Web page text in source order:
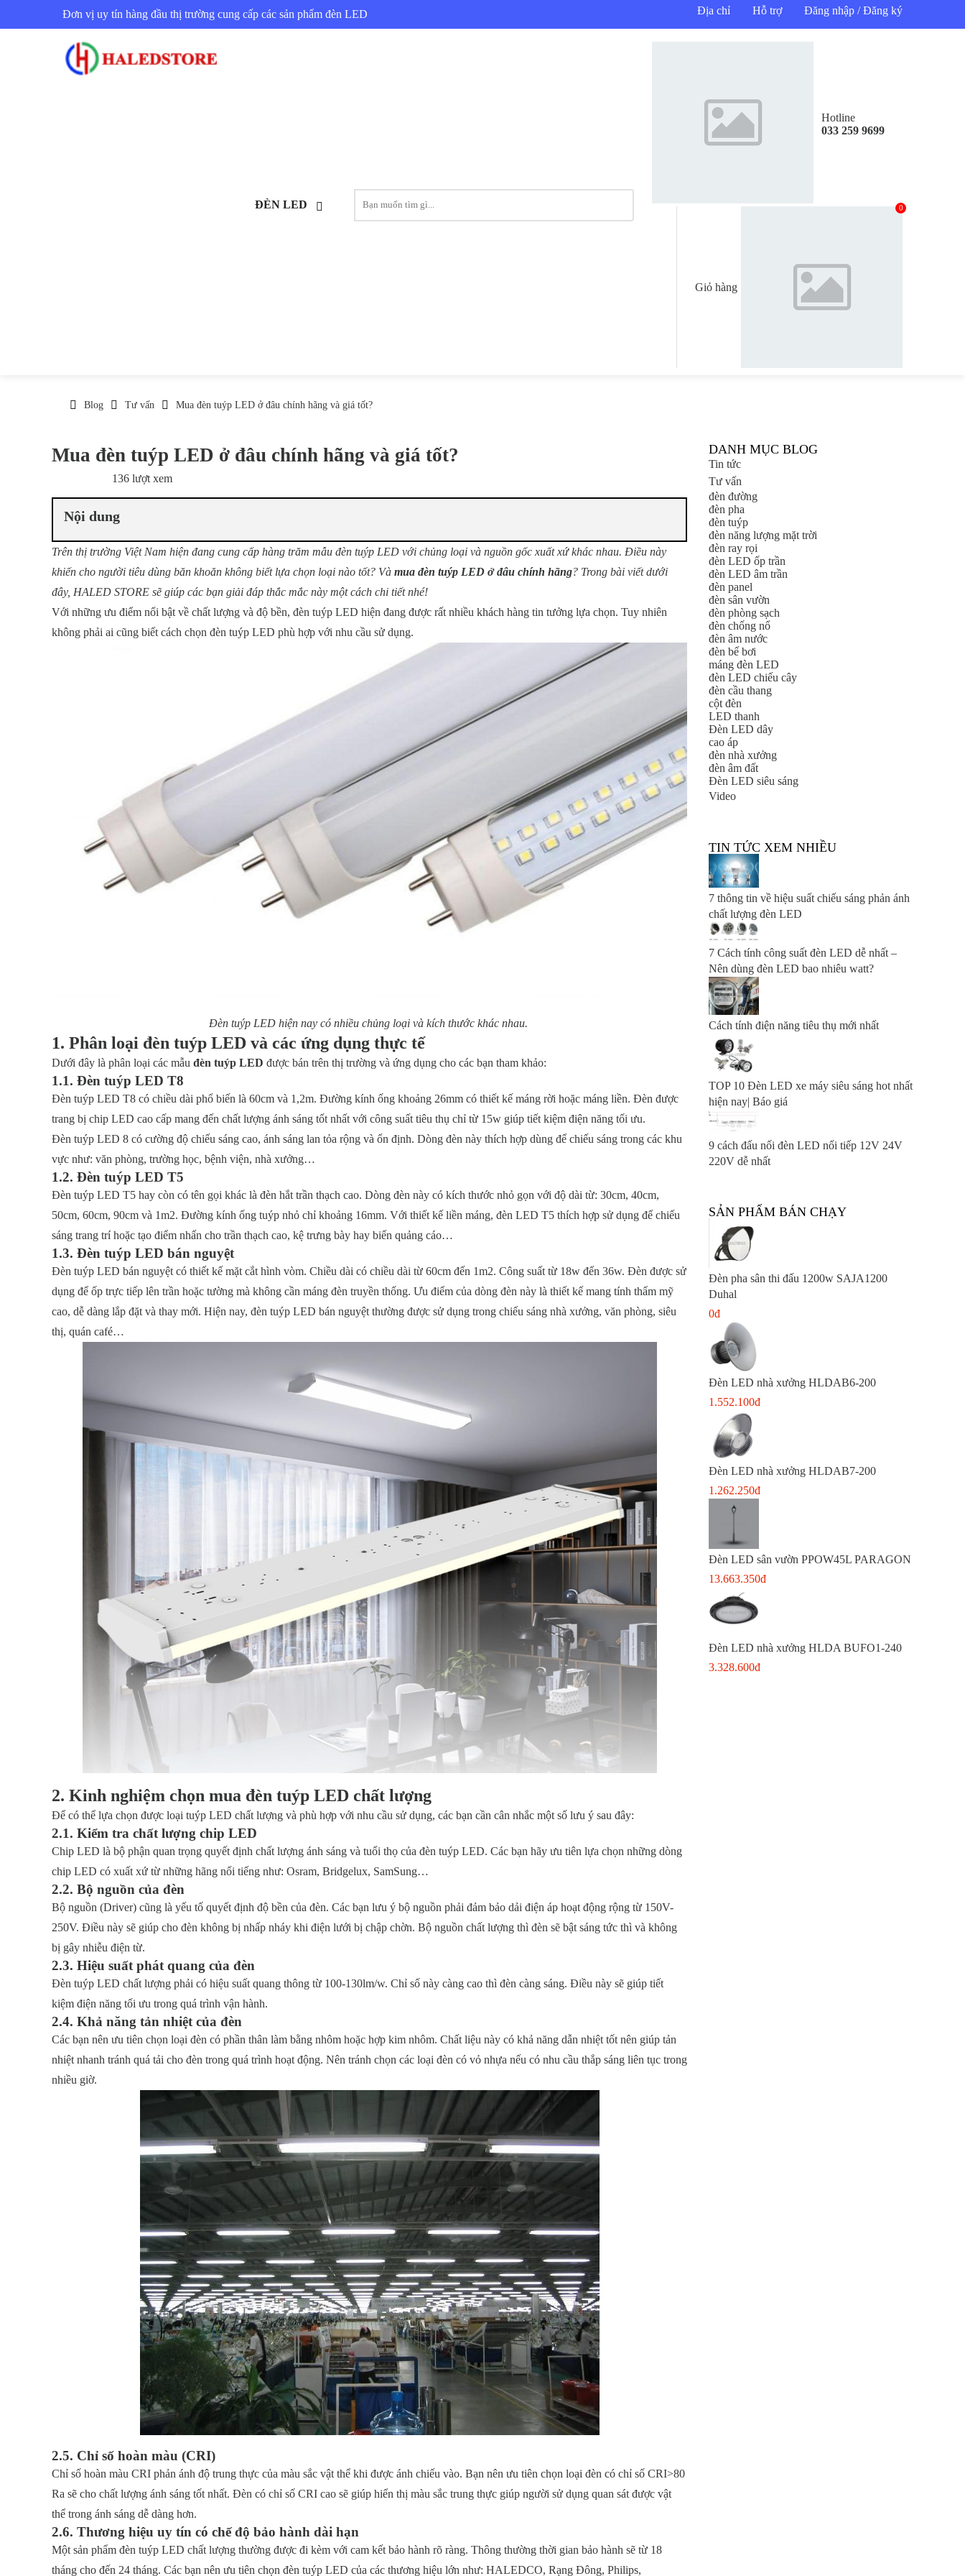
Đơn vị uy tín hàng đầu thị trường cung cấp các sản phẩm đèn LED Địa chỉ Hỗ trợ Đăng nhập / Đăng ký
ĐÈN LED
Hotline
033 259 9699
Giỏ hàng
0
Blog Tư vấn Mua đèn tuýp LED ở đâu chính hãng và giá tốt?
Mua đèn tuýp LED ở đâu chính hãng và giá tốt?
136 lượt xem
Nội dung
Trên thị trường Việt Nam hiện đang cung cấp hàng trăm mẫu đèn tuýp LED với chủng loại và nguồn gốc xuất xứ khác nhau. Điều này
khiến cho người tiêu dùng băn khoăn không biết lựa chọn loại nào tốt? Và mua đèn tuýp LED ở đâu chính hãng? Trong bài viết dưới
đây, HALED STORE sẽ giúp các bạn giải đáp thắc mắc này một cách chi tiết nhé!
Với những ưu điểm nổi bật về chất lượng và độ bền, đèn tuýp LED hiện đang được rất nhiều khách hàng tin tưởng lựa chọn. Tuy nhiên
không phải ai cũng biết cách chọn đèn tuýp LED phù hợp với nhu cầu sử dụng.
Đèn tuýp LED hiện nay có nhiều chủng loại và kích thước khác nhau.
1. Phân loại đèn tuýp LED và các ứng dụng thực tế
Dưới đây là phân loại các mẫu đèn tuýp LED được bán trên thị trường và ứng dụng cho các bạn tham khảo:
1.1. Đèn tuýp LED T8
Đèn tuýp LED T8 có chiều dài phổ biến là 60cm và 1,2m. Đường kính ống khoảng 26mm có thiết kế máng rời hoặc máng liền. Đèn được
trang bị chip LED cao cấp mang đến chất lượng ánh sáng tốt nhất với công suất tiêu thụ chỉ từ 15w giúp tiết kiệm điện năng tối ưu.
Đèn tuýp LED 8 có cường độ chiếu sáng cao, ánh sáng lan tỏa rộng và ổn định. Dòng đèn này thích hợp dùng để chiếu sáng trong các khu
vực như: văn phòng, trường học, bệnh viện, nhà xưởng…
1.2. Đèn tuýp LED T5
Đèn tuýp LED T5 hay còn có tên gọi khác là đèn hắt trần thạch cao. Dòng đèn này có kích thước nhỏ gọn với độ dài từ: 30cm, 40cm,
50cm, 60cm, 90cm và 1m2. Đường kính ống tuýp nhỏ chỉ khoảng 16mm. Với thiết kế liền máng, đèn LED T5 thích hợp sử dụng để chiếu
sáng trang trí hoặc tạo điểm nhấn cho trần thạch cao, kệ trưng bày hay biển quảng cáo…
1.3. Đèn tuýp LED bán nguyệt
Đèn tuýp LED bán nguyệt có thiết kế mặt cắt hình vòm. Chiều dài có chiều dài từ 60cm đến 1m2. Công suất từ 18w đến 36w. Đèn được sử
dụng để ốp trực tiếp lên trần hoặc tường mà không cần máng đèn truyền thống. Ưu điểm của dòng đèn này là thiết kế mang tính thẩm mỹ
cao, dễ dàng lắp đặt và thay mới. Hiện nay, đèn tuýp LED bán nguyệt thường được sử dụng trong chiếu sáng nhà xưởng, văn phòng, siêu
thị, quán café…
2. Kinh nghiệm chọn mua đèn tuýp LED chất lượng
Để có thể lựa chọn được loại tuýp LED chất lượng và phù hợp với nhu cầu sử dụng, các bạn cần cân nhắc một số lưu ý sau đây:
2.1. Kiểm tra chất lượng chip LED
Chip LED là bộ phận quan trọng quyết định chất lượng ánh sáng và tuổi thọ của đèn tuýp LED. Các bạn hãy ưu tiên lựa chọn những dòng
chip LED có xuất xứ từ những hãng nổi tiếng như: Osram, Bridgelux, SamSung…
2.2. Bộ nguồn của đèn
Bộ nguồn (Driver) cũng là yếu tố quyết định độ bền của đèn. Các bạn lưu ý bộ nguồn phải đảm bảo dải điện áp hoạt động rộng từ 150V-
250V. Điều này sẽ giúp cho đèn không bị nhấp nháy khi điện lưới bị chập chờn. Bộ nguồn chất lượng thì đèn sẽ bật sáng tức thì và không
bị gây nhiễu điện từ.
2.3. Hiệu suất phát quang của đèn
Đèn tuýp LED chất lượng phải có hiệu suất quang thông từ 100-130lm/w. Chỉ số này càng cao thì đèn càng sáng. Điều này sẽ giúp tiết
kiệm điện năng tối ưu trong quá trình vận hành.
2.4. Khả năng tản nhiệt của đèn
Các bạn nên ưu tiên chọn loại đèn có phần thân làm bằng nhôm hoặc hợp kim nhôm. Chất liệu này có khả năng dẫn nhiệt tốt nên giúp tản
nhiệt nhanh tránh quá tải cho đèn trong quá trình hoạt động. Nên tránh chọn các loại đèn có vỏ nhựa nếu có nhu cầu thắp sáng liên tục trong
nhiều giờ.
2.5. Chỉ số hoàn màu (CRI)
Chỉ số hoàn màu CRI phản ánh độ trung thực của màu sắc vật thể khi được ánh chiếu vào. Bạn nên ưu tiên chọn loại đèn có chỉ số CRI>80
Ra sẽ cho chất lượng ánh sáng tốt nhất. Đèn có chỉ số CRI cao sẽ giúp hiển thị màu sắc trung thực giúp người sử dụng quan sát được vật
thể trong ánh sáng dễ dàng hơn.
2.6. Thương hiệu uy tín có chế độ bảo hành dài hạn
Một sản phẩm đèn tuýp LED chất lượng thường được đi kèm với cam kết bảo hành rõ ràng. Thông thường thời gian bảo hành sẽ từ 18
tháng cho đến 24 tháng. Các bạn nên ưu tiên chọn đèn tuýp LED của các thương hiệu lớn như: HALEDCO, Rạng Đông, Philips,
DANH MỤC BLOG
Tin tức
Tư vấn
đèn đường
đèn pha
đèn tuýp
đèn năng lượng mặt trời
đèn ray rọi
đèn LED ốp trần
đèn LED âm trần
đèn panel
đèn sân vườn
đèn phòng sạch
đèn chống nổ
đèn âm nước
đèn bể bơi
máng đèn LED
đèn LED chiếu cây
đèn cầu thang
cột đèn
LED thanh
Đèn LED dây
cao áp
đèn nhà xưởng
đèn âm đất
Đèn LED siêu sáng
Video
TIN TỨC XEM NHIỀU
7 thông tin về hiệu suất chiếu sáng phản ánh
chất lượng đèn LED
7 Cách tính công suất đèn LED dễ nhất –
Nên dùng đèn LED bao nhiêu watt?
Cách tính điện năng tiêu thụ mới nhất
TOP 10 Đèn LED xe máy siêu sáng hot nhất
hiện nay| Báo giá
9 cách đấu nối đèn LED nối tiếp 12V 24V
220V dễ nhất
SẢN PHẨM BÁN CHẠY
Đèn pha sân thi đấu 1200w SAJA1200
Duhal
0đ
Đèn LED nhà xưởng HLDAB6-200
1.552.100đ
Đèn LED nhà xưởng HLDAB7-200
1.262.250đ
Đèn LED sân vườn PPOW45L PARAGON
13.663.350đ
Đèn LED nhà xưởng HLDA BUFO1-240
3.328.600đ